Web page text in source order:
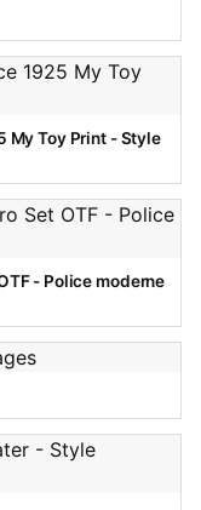
My Toy Print - Style
- Police moderne